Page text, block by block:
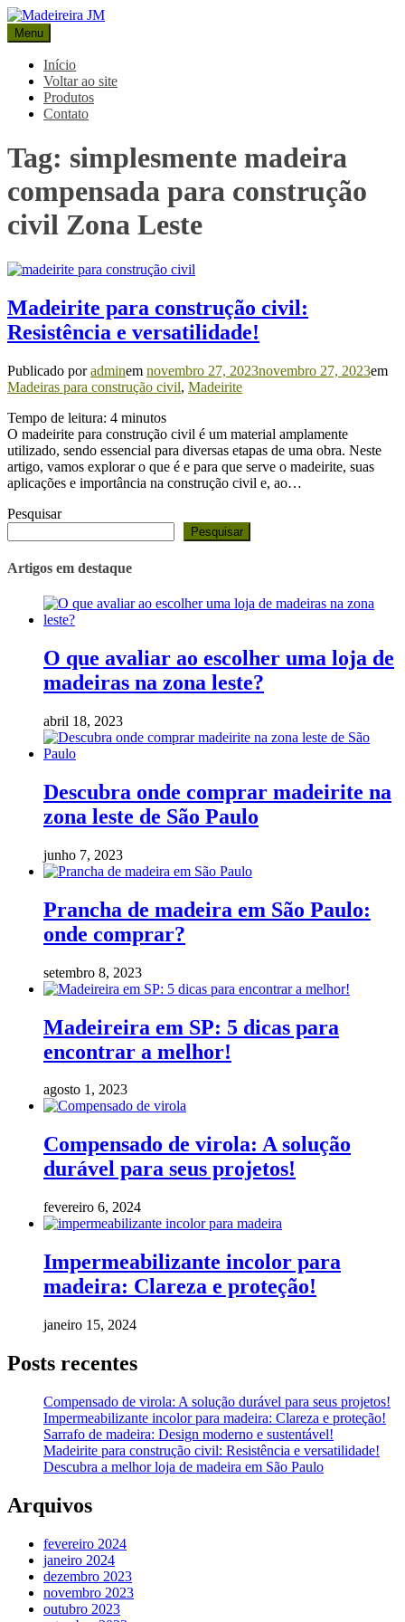
Pular
para
o
conteúdo
Madeireira JM
Blog Madeireira JM
Menu
Início
Voltar ao site
Produtos
Contato
Tag: simplesmente madeira
compensada para construção
civil Zona Leste
Madeirite para construção civil:
Resistência e versatilidade!
Publicado poradminem novembro 27, 2023novembro 27, 2023em
Madeiras para construção civil, Madeirite
Tempo de leitura: 4 minutos
O madeirite para construção civil é um material amplamente
utilizado, sendo essencial para diversas etapas de uma obra. Neste
artigo, vamos explorar o que é e para que serve o madeirite, suas
aplicações e importância na construção civil e, ao…
Pesquisar
Pesquisar
Artigos em destaque
O que avaliar ao escolher uma loja de
madeiras na zona leste?
abril 18, 2023
Descubra onde comprar madeirite na
zona leste de São Paulo
junho 7, 2023
Prancha de madeira em São Paulo:
onde comprar?
setembro 8, 2023
Madeireira em SP: 5 dicas para
encontrar a melhor!
agosto 1, 2023
Compensado de virola: A solução
durável para seus projetos!
fevereiro 6, 2024
Impermeabilizante incolor para
madeira: Clareza e proteção!
janeiro 15, 2024
Posts recentes
Compensado de virola: A solução durável para seus projetos!
Impermeabilizante incolor para madeira: Clareza e proteção!
Sarrafo de madeira: Design moderno e sustentável!
Madeirite para construção civil: Resistência e versatilidade!
Descubra a melhor loja de madeira em São Paulo
Arquivos
fevereiro 2024
janeiro 2024
dezembro 2023
novembro 2023
outubro 2023